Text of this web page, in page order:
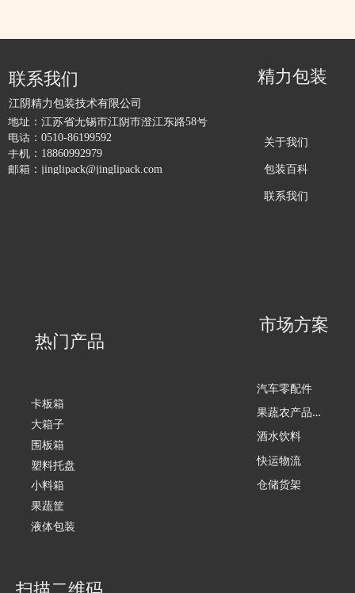
地址： 江苏省无锡市江阴市澄江东路58号
电话： 0510-86199592
手机： 18860992979
邮箱： jinglipack@jinglipack.com
联系我们
江阴精力包装技术有限公司
精力包装
关于我们
包装百科
联系我们
热门产品
卡板箱
大箱子
围板箱
塑料托盘
小料箱
果蔬筐
液体包装
市场方案
汽车零配件
果
蔬农产品加工
酒水饮料
快运物流
仓储货架